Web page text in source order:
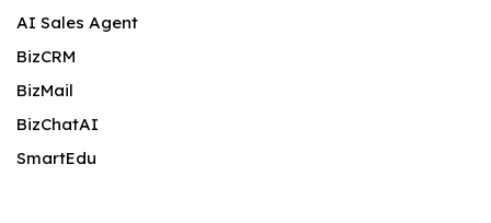
AI Sales Agent
BizCRM
BizMail
BizChatAI
SmartEdu